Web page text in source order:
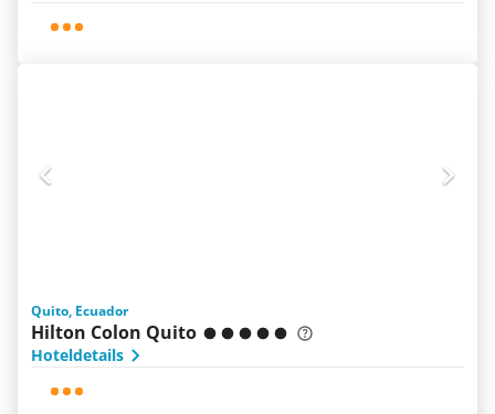
Quito, Ecuador
Hilton Colon Quito
Hoteldetails